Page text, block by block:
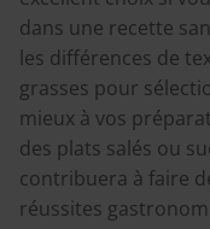
dans une recette
les différences de
grasses pour
mieux à vos
des plats salés ou
contribuera à faire
réussites